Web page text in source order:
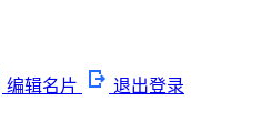
编辑名片 退出登录